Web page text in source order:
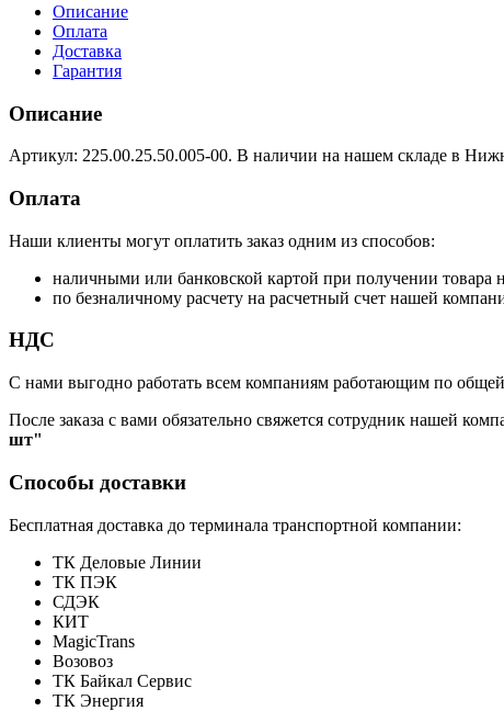
Описание
Оплата
Доставка
Гарантия
Описание
Артикул: 225.00.25.50.005-00. В наличии на нашем складе в
Оплата
Наши клиенты могут оплатить заказ одним из способов:
наличными или банковской картой при получении товара
по безналичному расчету на расчетный счет нашей
НДС
С нами выгодно работать всем компаниям работающим по
После заказа с вами обязательно свяжется сотрудник нашей
шт"
Способы доставки
Бесплатная доставка до терминала транспортной компании:
ТК Деловые Линии
ТК ПЭК
СДЭК
КИТ
MagicTrans
Возовоз
ТК Байкал Сервис
ТК Энергия